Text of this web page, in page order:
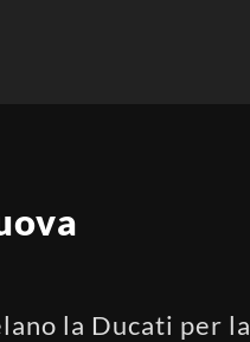
la Ducati per la